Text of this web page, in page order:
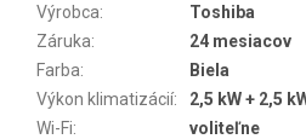
Výrobca:
Toshiba
Záruka:
24 mesiacov
Farba:
Biela
Výkon klimatizácií:
2,5 kW + 2,5
Wi-Fi: voliteľne